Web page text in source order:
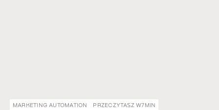
MARKETING AUTOMATION PRZECZYTASZ W7MIN